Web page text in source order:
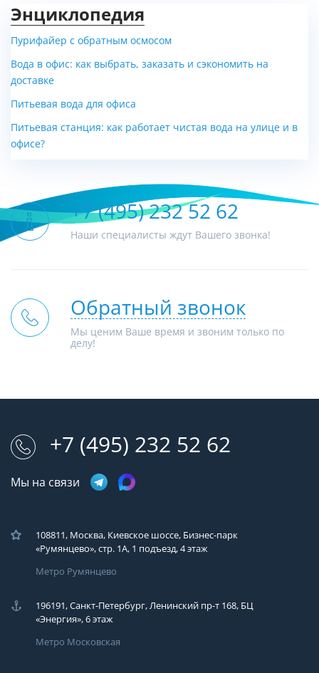
Энциклопедия
Пурифайер с обратным осмосом
Вода в офис: как выбрать, заказать и сэкономить на
доставке
Питьевая вода для офиса
Питьевая станция: как работает чистая вода на улице и в
офисе?
+7 (495) 232 52 62
Наши специалисты ждут Вашего звонка!
Обратный звонок
Мы ценим Ваше время и звоним только по
делу!
+7 (495) 232 52 62
Мы на связи
108811, Москва, Киевское шоссе, Бизнес-парк
«Румянцево», стр. 1А, 1 подъезд, 4 этаж
Метро Румянцево
196191, Санкт-Петербург, Ленинский пр-т 168, БЦ
«Энергия», 6 этаж
Метро Московская